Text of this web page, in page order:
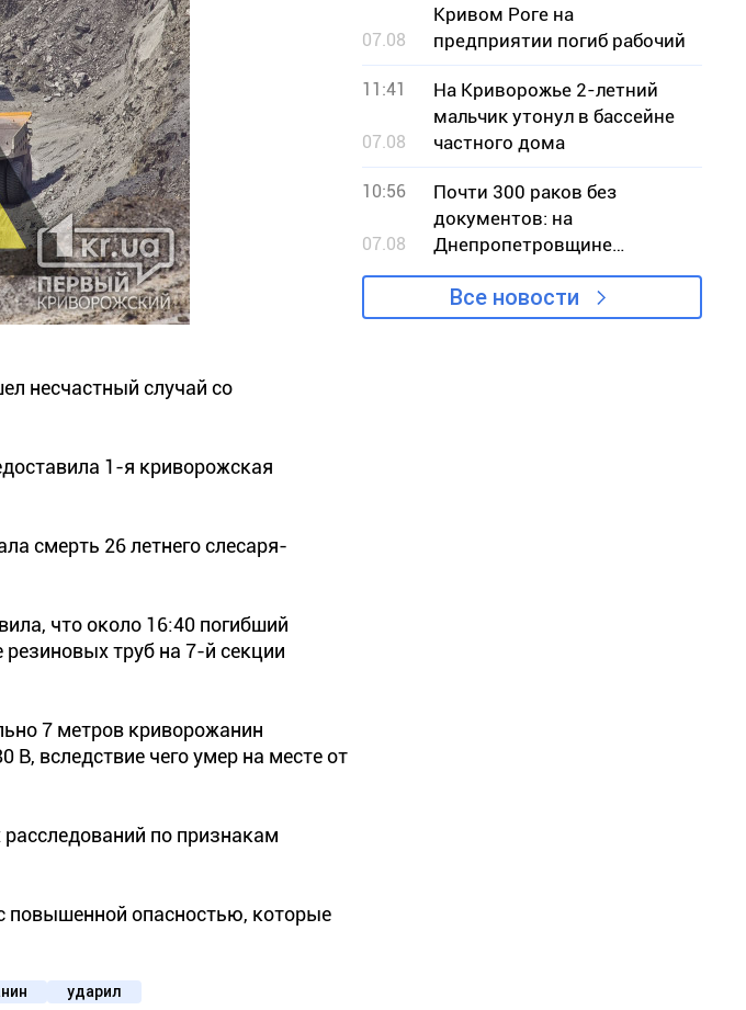
несчастный случай со
1-я криворожская
смерть 26 летнего слесаря-
что около 16:40 погибший
труб на 7-й секции
7 метров криворожанин
вследствие чего умер на месте от
по признакам
повышенной опасностью, которые
ударил
07.08
Кривом Роге на
предприятии погиб рабочий
11:41
07.08
На Криворожье 2-летний
мальчик утонул в бассейне
частного дома
10:56
07.08
Почти 300 раков без
документов: на
Днепропетровщине
разоблачили незаконную
продажу
Все новости